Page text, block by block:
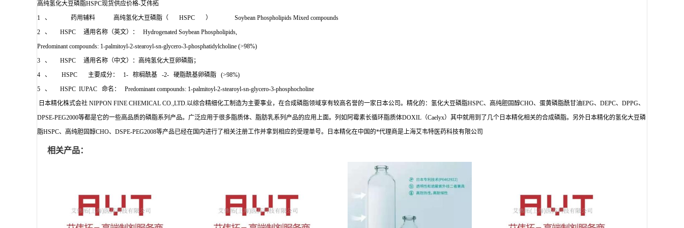
高纯氢化大豆磷脂HSPC现货供应价格-艾伟拓
1 、 药用辅料 高纯氢化大豆磷脂（ HSPC ） Soybean Phospholipids Mixed compounds
2 、 HSPC 通用名称（英文）： Hydrogenated Soybean Phospholipids,
Predominant compounds: 1-palmitoyl-2-stearoyl-sn-glycero-3-phosphatidylcholine (>98%)
3 、 HSPC 通用名称（中文）：高纯氢化大豆卵磷脂；
4 、 HSPC 主要成分： 1- 棕榈酰基 -2- 硬脂酰基卵磷脂 (>98%)
5 、 HSPC IUPAC 命名： Predominant compounds: 1-palmitoyl-2-stearoyl-sn-glycero-3-phosphocholine
日本精化株式会社 NIPPON FINE CHEMICAL CO.,LTD.以综合精细化工制造为主要事业，在合成磷脂领域享有较高名誉的一家日本公司。精化的：氢化大豆磷脂HSPC、高纯胆固醇CHO、蛋黄磷脂酰甘油EPG、DEPC、DPPG、
DPSE-PEG2000等都是它的一些高品质的磷脂系列产品。广泛应用于很多脂质体、脂肪乳系列产品的应用上面。列如阿霉素长循环脂质体DOXIL（Caelyx）其中就用到了几个日本精化相关的合成磷脂。另外日本精化的氢化大豆磷
脂HSPC、高纯胆固醇CHO、DSPE-PEG2008等产品已经在国内进行了相关注册工作并拿到相应的受理单号。日本精化在中国的*代理商是上海艾韦特医药科技有限公司
相关产品：